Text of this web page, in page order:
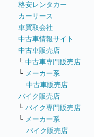
格安レンタカー
カーリース
車買取会社
中古車情報サイト
中古車販売店
└ 中古車専門販売店
└ メーカー系
中古車販売店
バイク販売店
└ バイク専門販売店
└ メーカー系
バイク販売店